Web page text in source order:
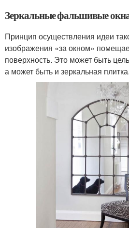
Зеркальные фальшивые
Принцип осуществления идеи
изображения «за окном»
поверхность. Это может быть
а может быть и зеркальная плитка.